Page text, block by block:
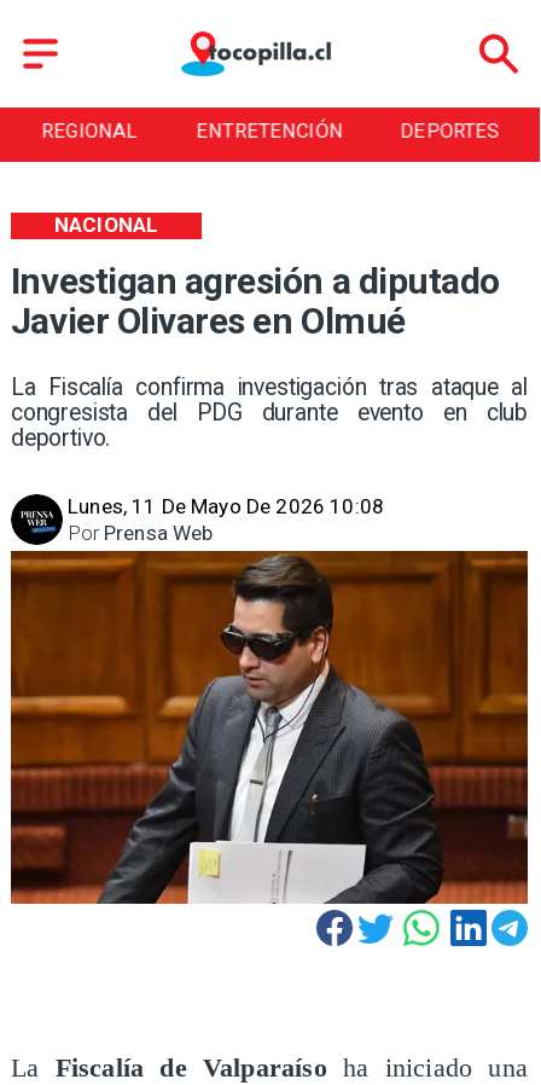
REGIONAL ENTRETENCIÓN DEPORTES
Investigan agresión a diputado
Javier Olivares en Olmué
La Fiscalía confirma investigación tras ataque al
congresista del PDG durante evento en club
deportivo.
NACIONAL
Lunes, 11 De Mayo De 2026 10:08
Prensa Web
Por
La Fiscalía de Valparaísoha iniciado una